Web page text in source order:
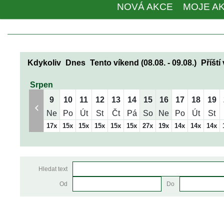
NOVÁ AKCE MOJE
Kdykoliv Dne Tento víkend (08.08. - 09.08.) Příští
Srpen
9
Ne
17x
10
Po
15x
11
Út
15x
12
St
15x
13
Čt
15x
14
Pá
15x
15
So
27x
16
Ne
19x
17
Po
14x
18
Út
14x
19
St
14x
Hledat text
Od Do